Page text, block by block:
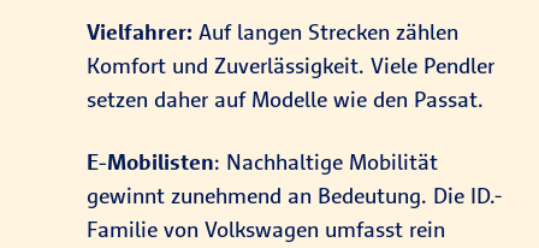
Vielfahrer: Auf langen Strecken zählen
Komfort und Zuverlässigkeit. Viele Pendler
setzen daher auf Modelle wie den Passat.
E-Mobilisten: Nachhaltige Mobilität
gewinnt zunehmend an Bedeutung. Die ID.-
Familie von Volkswagen umfasst rein